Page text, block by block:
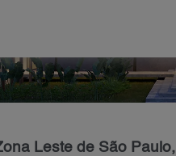
Leste de São